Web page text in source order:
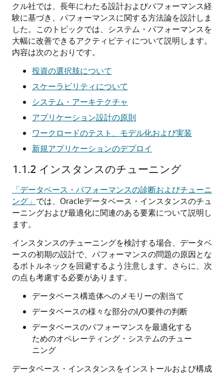
クル社では、長年にわたる設計およびパフォーマンス経
験に基づき、パフォーマンスに関する方法論を設計しま
した。このトピックでは、システム・パフォーマンスを
大幅に改善できるアクティビティについて説明します。
内容は次のとおりです。
投資の選択肢について
スケーラビリティについて
システム・アーキテクチャ
アプリケーション設計の原則
ワークロードのテスト、モデル化および実装
新規アプリケーションのデプロイ
1.1.2 インスタンスのチューニング
「データベース・パフォーマンスの診断およびチューニ
ング」 では、Oracleデータベース・インスタンスのチュ
ーニングおよび最適化に関連のある要素について説明し
ます。
インスタンスのチューニングを検討する場合、データベ
ースの初期の設計で、パフォーマンスの問題の原因とな
るボトルネックを回避するよう注意します。さらに、次
の点も考慮する必要があります。
データベース構造体へのメモリーの割当て
データベースの様々な部分のI/O要件の判断
データベースのパフォーマンスを最適化する
ためのオペレーティング・システムのチュー
ニング
データベース・インスタンスをインストールおよび構成